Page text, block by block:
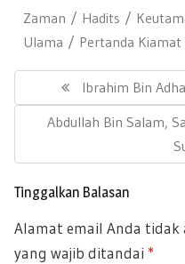
Zaman
Hadits
Ulama
Pertanda Kiamat
Navigasi
Previous
Post:
Ibrahim Bin
Next
Abdullah Bin Salam,
Tinggalkan Balasan
Alamat email Anda tidak
yang wajib ditandai *